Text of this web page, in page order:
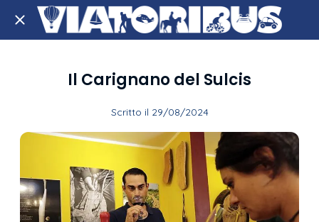
Il Carignano del Sulcis
Scritto il 29/08/2024